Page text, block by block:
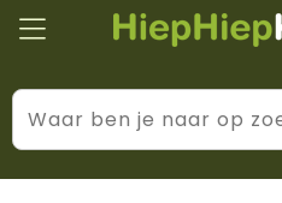
Kantoor & schrijfwaren
Levensstijl
BIC